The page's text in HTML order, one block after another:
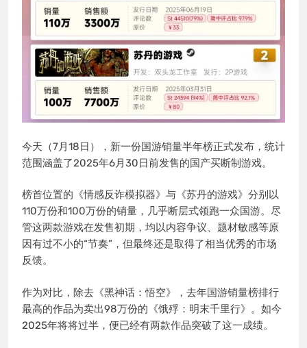
今天（7月18日），新一份国游销量半年榜正式发布，统计
范围涵盖了2025年6月30日前发售的国产买断制游戏。
榜首位置的《情感反诈模拟器》与《苏丹的游戏》分别以
110万份和100万份的销量，几乎断层式领跑一众国游。尽
管这两款游戏在发售初期，均以内容争议、题材敏感等原
因有过不小的“节奏”，但最终还是取得了相当优秀的市场
反馈。
作为对比，除去《黑神话：悟空》，去年国游销量榜排行
最高的作品为卖出98万份的《饿殍：明末千里行》。如今
2025年将将过半，便已经有两款作品突破了这一成绩。